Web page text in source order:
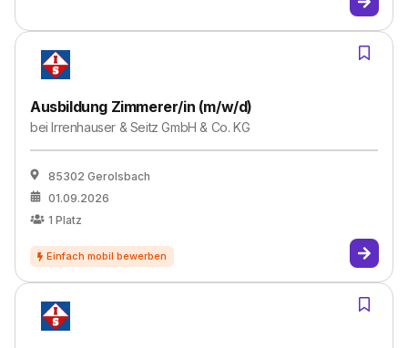
Ausbildung Zimmerer/in (m/w/d)
beiIrrenhauser & Seitz GmbH & Co. KG
85302 Gerolsbach
01.09.2026
1 Platz